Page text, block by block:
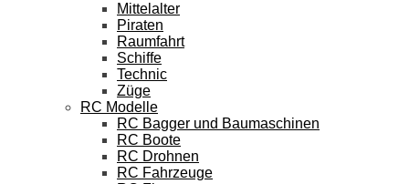
Mittelalter
Piraten
Raumfahrt
Schiffe
Technic
Züge
RC Modelle
RC Bagger und Baumaschinen
RC Boote
RC Drohnen
RC Fahrzeuge